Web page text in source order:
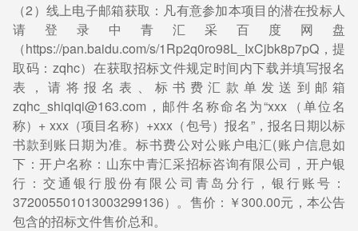
（2）线上电子邮箱获取：凡有意参加本项目的潜在投标人
请登录中青汇采百度网盘
（https://pan.baidu.com/s/1Rp2q0ro98L_IxCjbk8p7pQ，提
取码：zqhc）在获取招标文件规定时间内下载并填写报名
表，请将报名表、标书费汇款单发送到邮箱
zqhc_shiqiqi@163.com，邮件名称命名为“xxx（单位名
称）+ xxx（项目名称）+xxx（包号）报名”，报名日期以标
书款到账日期为准。标书费公对公账户电汇(账户信息如
下：开户名称：山东中青汇采招标咨询有限公司，开户银
行：交通银行股份有限公司青岛分行，银行账号：
372005501013003299136）。售价：￥300.00元，本公告
包含的招标文件售价总和。